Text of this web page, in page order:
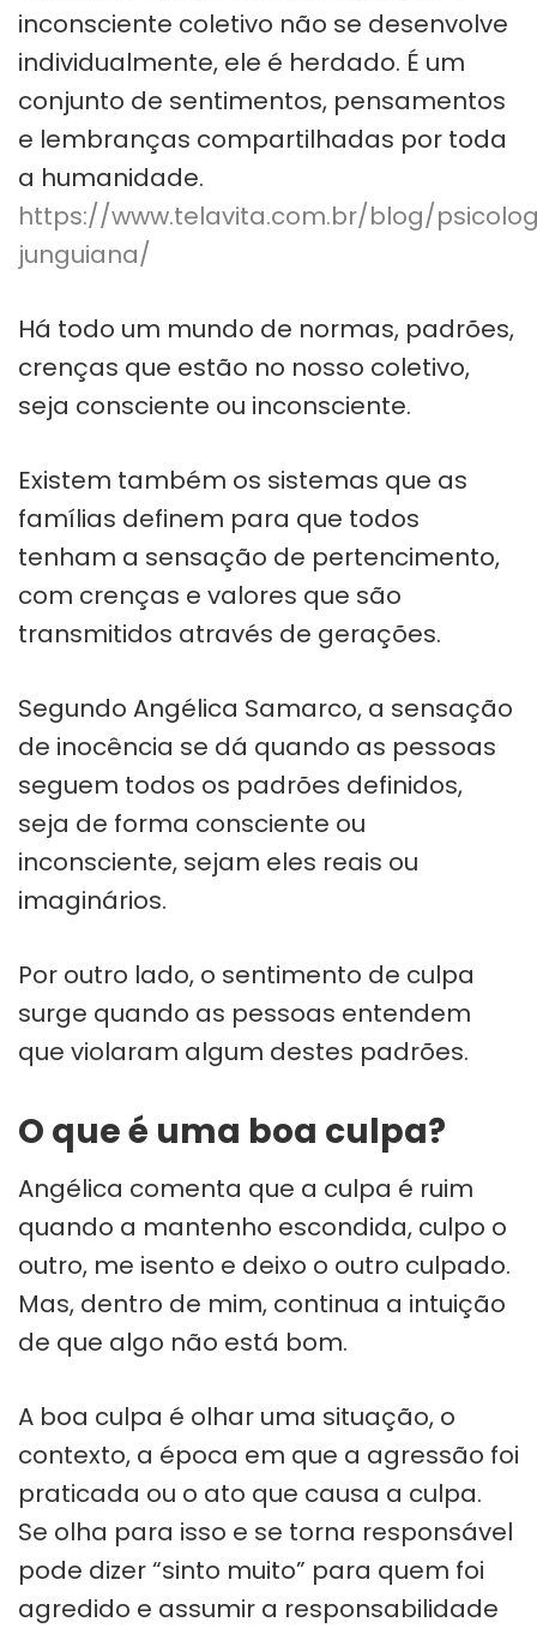
inconsciente coletivo não se desenvolve
individualmente, ele é herdado. É um
conjunto de sentimentos, pensamentos
e lembranças compartilhadas por toda
a humanidade.
https://www.telavita.com.br/blog/
junguiana/
Há todo um mundo de normas, padrões,
crenças que estão no nosso coletivo,
seja consciente ou inconsciente.
Existem também os sistemas que as
famílias definem para que todos
tenham a sensação de pertencimento,
com crenças e valores que são
transmitidos através de gerações.
Segundo Angélica Samarco, a sensação
de inocência se dá quando as pessoas
seguem todos os padrões definidos,
seja de forma consciente ou
inconsciente, sejam eles reais ou
imaginários.
Por outro lado, o sentimento de culpa
surge quando as pessoas entendem
que violaram algum destes padrões.
O que é uma boa culpa?
Angélica comenta que a culpa é ruim
quando a mantenho escondida, culpo o
outro, me isento e deixo o outro culpado.
Mas, dentro de mim, continua a intuição
de que algo não está bom.
A boa culpa é olhar uma situação, o
contexto, a época em que a agressão foi
praticada ou o ato que causa a culpa.
Se olha para isso e se torna responsável
pode dizer “sinto muito” para quem foi
agredido e assumir a responsabilidade